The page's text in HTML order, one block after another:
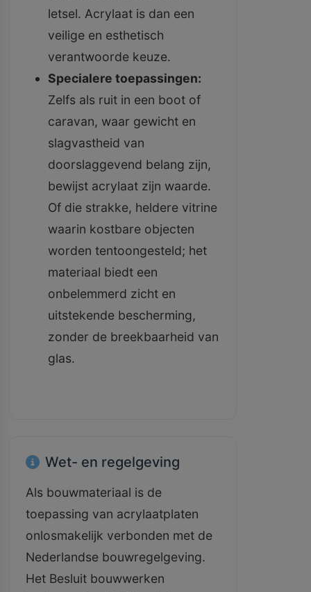
letsel. Acrylaat is dan een
veilige en esthetisch
verantwoorde keuze.
Specialere toepassingen:
Zelfs als ruit in een boot of
caravan, waar gewicht en
slagvastheid van
doorslaggevend belang zijn,
bewijst acrylaat zijn waarde.
Of die strakke, heldere vitrine
waarin kostbare objecten
worden tentoongesteld; het
materiaal biedt een
onbelemmerd zicht en
uitstekende bescherming,
zonder de breekbaarheid van
glas.
Wet- en regelgeving
Als bouwmateriaal is de
toepassing van acrylaatplaten
onlosmakelijk verbonden met de
Nederlandse bouwregelgeving.
Het Besluit bouwwerken